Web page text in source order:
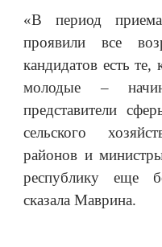
«В период приема
проявили все
кандидатов есть те,
молодые –
представители
сельского
районов и
республику еще
сказала Маврина.